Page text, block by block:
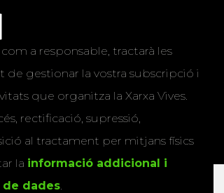
com a responsable, tractarà les
de gestionar la vostra subscripció i
que organitza la Xarxa Vives.
rectificació, supressió,
al tractament per mitjans físics
la informació addicional i
dades